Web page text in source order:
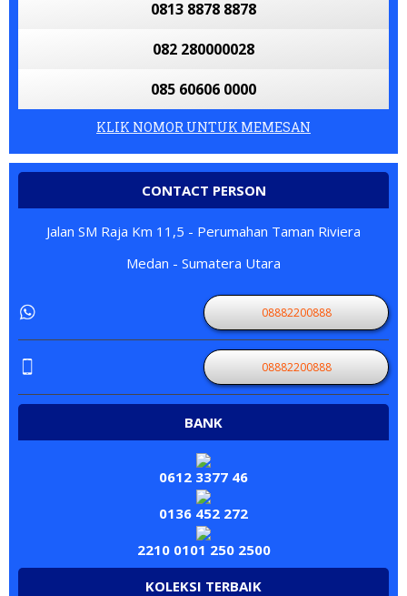
0813 8878 8878
082 280000028
085 60606 0000
KLIK NOMOR UNTUK MEMESAN
CONTACT PERSON
Jalan SM Raja Km 11,5 - Perumahan Taman Riviera
Medan - Sumatera Utara
08882200888
08882200888
BANK
0612 3377 46
0136 452 272
2210 0101 250 2500
KOLEKSI TERBAIK